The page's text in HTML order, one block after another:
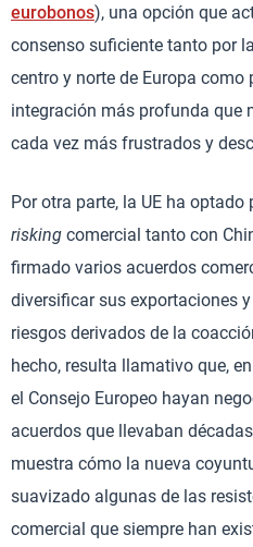
eurobonos), una opción que
consenso suficiente tanto por
centro y norte de Europa
integración más profunda que
cada vez más frustrados y
Por otra parte, la UE ha
risking comercial tanto con
firmado varios acuerdos
diversificar sus exportaciones
riesgos derivados de la
hecho, resulta llamativo que,
el Consejo Europeo hayan
acuerdos que llevaban
muestra cómo la nueva
suavizado algunas de las
comercial que siempre han